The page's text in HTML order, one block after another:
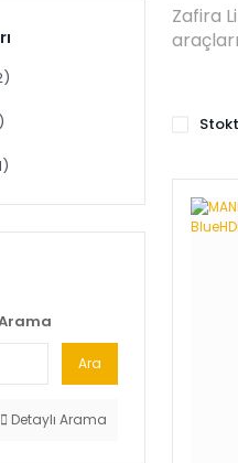
Arama
Ara
Detaylı Arama
Zafira